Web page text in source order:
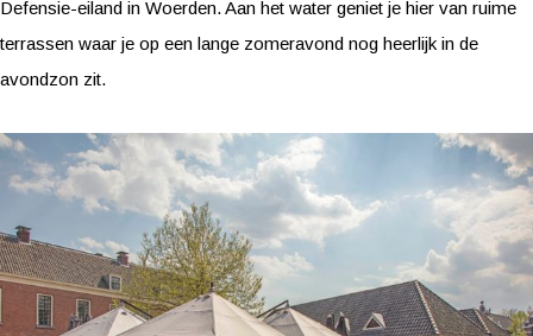
Defensie-eiland in Woerden. Aan het water geniet je hier van ruime
terrassen waar je op een lange zomeravond nog heerlijk in de
avondzon zit.